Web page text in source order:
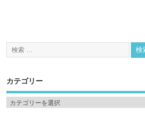
カテゴリー